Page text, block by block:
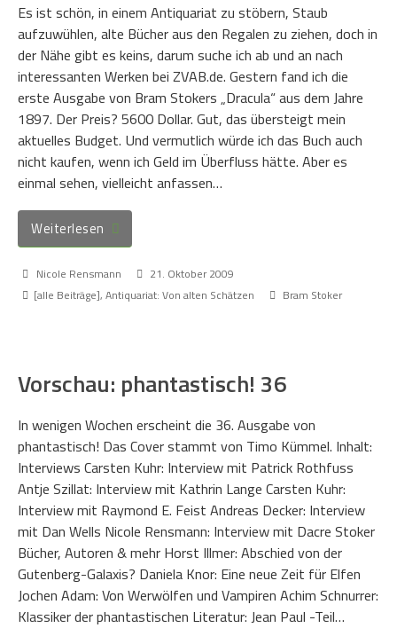
Es ist schön, in einem Antiquariat zu stöbern, Staub
aufzuwühlen, alte Bücher aus den Regalen zu ziehen, doch in
der Nähe gibt es keins, darum suche ich ab und an nach
interessanten Werken bei ZVAB.de. Gestern fand ich die
erste Ausgabe von Bram Stokers „Dracula“ aus dem Jahre
1897. Der Preis? 5600 Dollar. Gut, das übersteigt mein
aktuelles Budget. Und vermutlich würde ich das Buch auch
nicht kaufen, wenn ich Geld im Überfluss hätte. Aber es
einmal sehen, vielleicht anfassen…
Weiterlesen
Nicole Rensmann
21. Oktober 2009
[alle Beiträge], Antiquariat: Von alten Schätzen Bram Stoker
Vorschau: phantastisch! 36
In wenigen Wochen erscheint die 36. Ausgabe von
phantastisch! Das Cover stammt von Timo Kümmel. Inhalt:
Interviews Carsten Kuhr: Interview mit Patrick Rothfuss
Antje Szillat: Interview mit Kathrin Lange Carsten Kuhr:
Interview mit Raymond E. Feist Andreas Decker: Interview
mit Dan Wells Nicole Rensmann: Interview mit Dacre Stoker
Bücher, Autoren & mehr Horst Illmer: Abschied von der
Gutenberg-Galaxis? Daniela Knor: Eine neue Zeit für Elfen
Jochen Adam: Von Werwölfen und Vampiren Achim Schnurrer:
Klassiker der phantastischen Literatur: Jean Paul -Teil…